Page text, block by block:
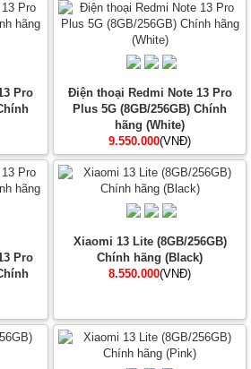
Pro
Điện thoại Redmi Note 13 Pro
Plus 5G (8GB/256GB) Chính
hãng (White)
9.550.000(VNĐ)
Pro
Xiaomi 13 Lite (8GB/256GB)
Chính hãng (Black)
8.550.000(VNĐ)